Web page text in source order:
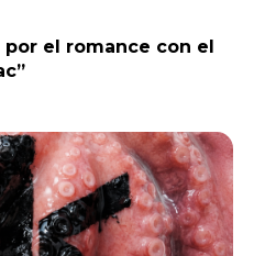
el romance con el